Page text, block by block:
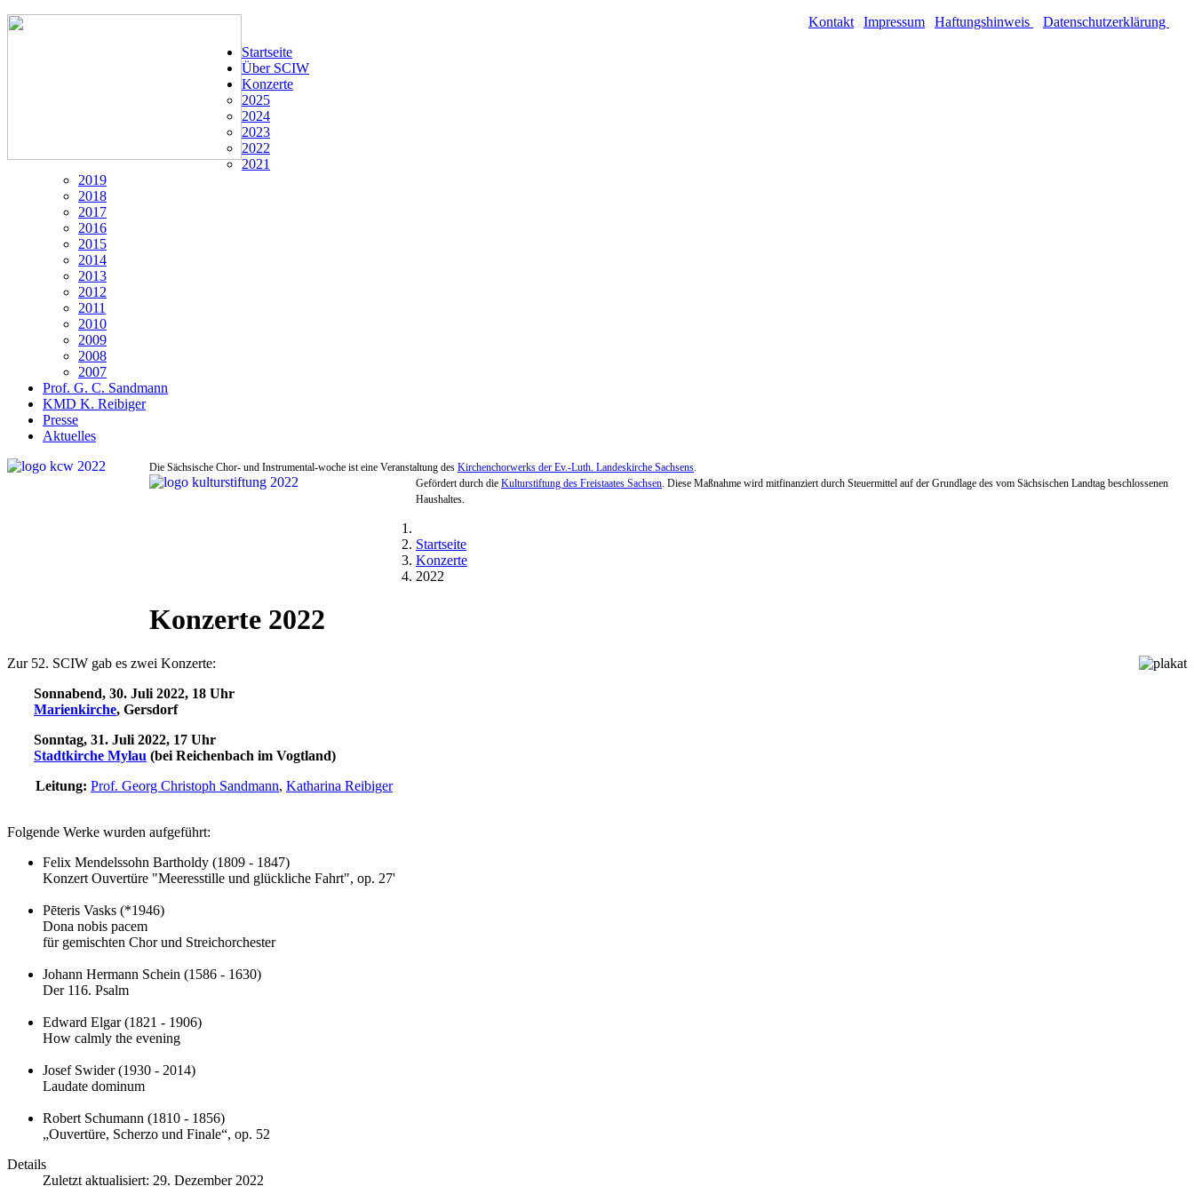
Kontakt Impressum Haftungshinweis
Datenschutzerklärung
Startseite
Über SCIW
Konzerte
2025
2024
2023
2022
2021
2019
2018
2017
2016
2015
2014
2013
2012
2011
2010
2009
2008
2007
Prof. G. C. Sandmann
KMD K. Reibiger
Presse
Aktuelles
Die Sächsische Chor- und Instrumental-woche ist eine Veranstaltung des Kirchenchorwerks der Ev.-Luth. Landeskirche Sachsens.
Gefördert durch die Kulturstiftung des Freistaates Sachsen. Diese Maßnahme wird mitfinanziert durch Steuermittel auf der Grundlage des vom Sächsischen Landtag beschlossenen
Haushaltes.
Startseite
Konzerte
2022
Konzerte 2022
Zur 52. SCIW gab es zwei Konzerte:
Sonnabend, 30. Juli 2022, 18 Uhr
Marienkirche, Gersdorf
Sonntag, 31. Juli 2022, 17 Uhr
Stadtkirche Mylau (bei Reichenbach im Vogtland)
Leitung: Prof. Georg Christoph Sandmann, Katharina Reibiger
Folgende Werke wurden aufgeführt:
Felix Mendelssohn Bartholdy (1809 - 1847)
Konzert Ouvertüre "Meeresstille und glückliche Fahrt", op. 27'
Pēteris Vasks (*1946)
Dona nobis pacem
für gemischten Chor und Streichorchester
Johann Hermann Schein (1586 - 1630)
Der 116. Psalm
Edward Elgar (1821 - 1906)
How calmly the evening
Josef Swider (1930 - 2014)
Laudate dominum
Robert Schumann (1810 - 1856)
„Ouvertüre, Scherzo und Finale“, op. 52
Details
Zuletzt aktualisiert: 29. Dezember 2022